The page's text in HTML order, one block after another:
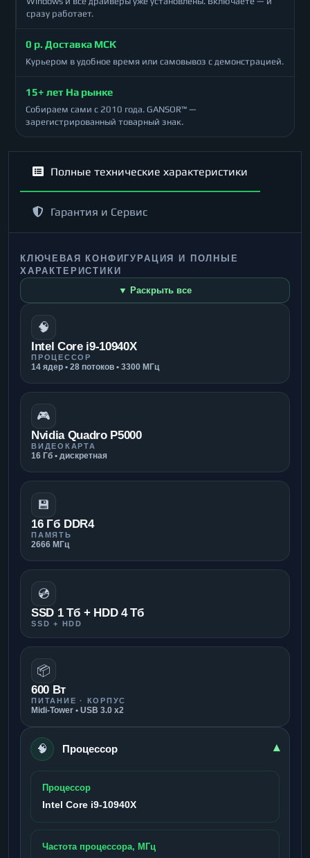
сразу работает.
0 р. Доставка МСК
Курьером в удобное время или самовывоз с демонстрацией.
15+ лет На рынке
Собираем сами с 2010 года. GANSOR™ —
зарегистрированный товарный знак.
Полные технические характеристики
Гарантия и Сервис
КЛЮЧЕВАЯ КОНФИГУРАЦИЯ И ПОЛНЫЕ
ХАРАКТЕРИСТИКИ
▼ Раскрыть все
🧠
Intel Core i9-10940X
ПРОЦЕССОР
14 ядер • 28 потоков • 3300 МГц
🎮
Nvidia Quadro P5000
ВИДЕОКАРТА
16 Гб • дискретная
💾
16 Гб DDR4
ПАМЯТЬ
2666 МГц
💿
SSD 1 Тб + HDD 4 Тб
SSD + HDD
📦
600 Вт
ПИТАНИЕ · КОРПУС
Midi-Tower • USB 3.0 x2
🧠 Процессор ▾
Процессор
Intel Core i9-10940X
Частота процессора, МГц